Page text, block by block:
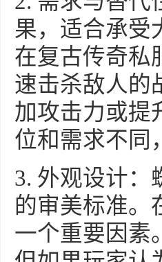
果，适合承受
在复古传奇私
速击杀敌人的
加攻击力或提
位和需求不同
3. 外观设计：
的审美标准。
一个重要因素